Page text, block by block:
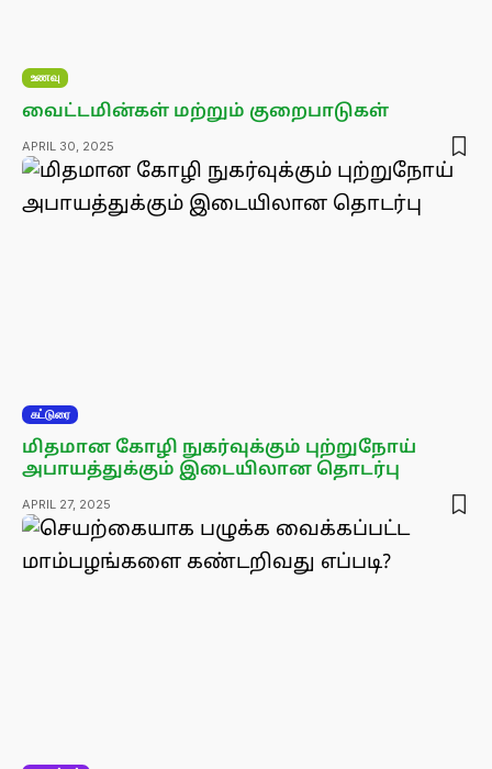
உணவு
வைட்டமின்கள் மற்றும் குறைபாடுகள்
APRIL 30, 2025
கட்டுரை
மிதமான கோழி நுகர்வுக்கும் புற்றுநோய்
அபாயத்துக்கும் இடையிலான தொடர்பு
APRIL 27, 2025